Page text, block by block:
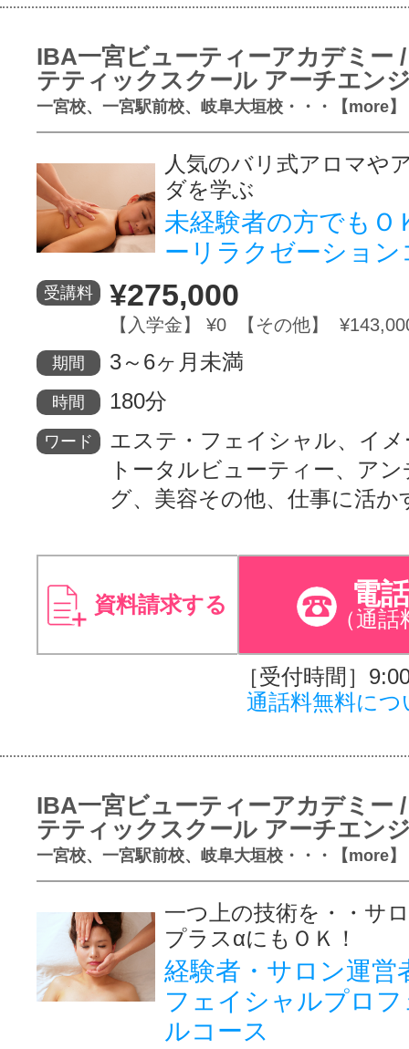
IBA一宮ビューティーアカデミー
テティックスクール アーチエン
一宮校、一宮駅前校、岐阜大垣校・・・【more】
人気のバリ式アロマや
ダを学ぶ
未経験者の方でもＯ
ーリラクゼーション
受講料 ¥275,000
【入学金】 ¥0 【その他】
期間 3～6ヶ月未満
時間 180分
ワード
エステ・フェイシャル、イ
トータルビューティー、ア
グ、美容その他、仕事に活か
資料請求する 電
（通話
［受付時間］
通話料無料につ
IBA一宮ビューティーアカデミー
テティックスクール アーチエン
一宮校、一宮駅前校、岐阜大垣校・・・【more】
一つ上の技術を・・サ
プラスαにもＯＫ！
経験者・サロン運営
フェイシャルプロ
ルコース